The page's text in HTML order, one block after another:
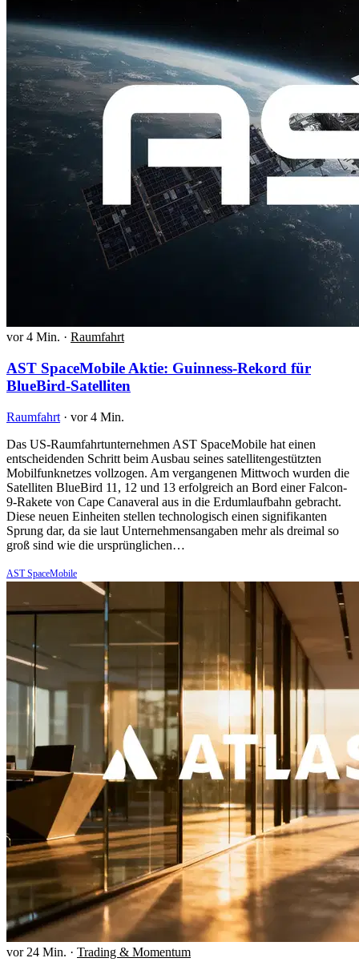
vor 4 Min. · Raumfahrt
AST SpaceMobile Aktie: Guinness-Rekord für
BlueBird-Satelliten
Raumfahrt · vor 4 Min.
Das US-Raumfahrtunternehmen AST SpaceMobile hat einen
entscheidenden Schritt beim Ausbau seines satellitengestützten
Mobilfunknetzes vollzogen. Am vergangenen Mittwoch wurden die
Satelliten BlueBird 11, 12 und 13 erfolgreich an Bord einer Falcon-
9-Rakete von Cape Canaveral aus in die Erdumlaufbahn gebracht.
Diese neuen Einheiten stellen technologisch einen signifikanten
Sprung dar, da sie laut Unternehmensangaben mehr als dreimal so
groß sind wie die ursprünglichen…
AST SpaceMobile
vor 24 Min. · Trading & Momentum